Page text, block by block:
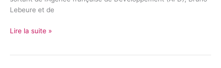
Lebeure et de
Lire la suite »